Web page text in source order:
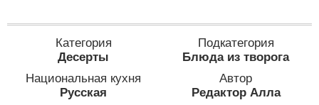
Категория
Десерты
Подкатегория
Блюда из творога
Национальная кухня
Русская
Автор
Редактор Алла